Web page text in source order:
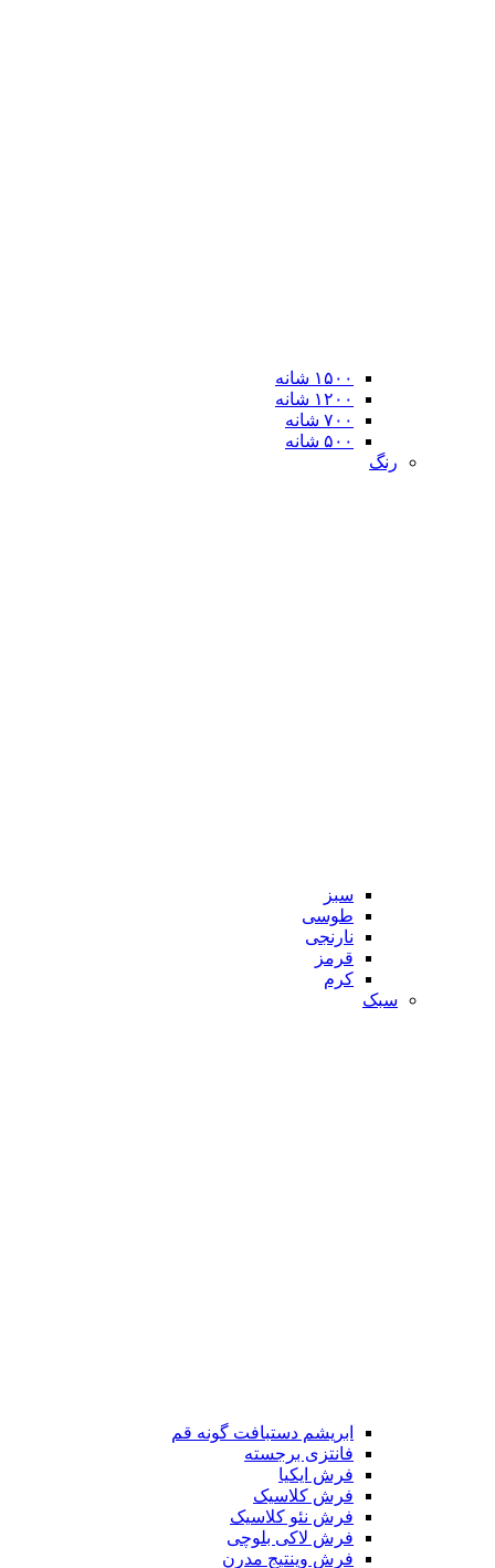
۱۵۰۰ شانه
۱۲۰۰ شانه
۷۰۰ شانه
۵۰۰ شانه
رنگ
سبز
طوسی
نارنجی
قرمز
کرم
سبک
ابریشم دستبافت گونه قم
فانتزی برجسته
فرش ایکیا
فرش کلاسیک
فرش نئو کلاسیک
فرش لاکی بلوچی
فرش وینتیج مدرن